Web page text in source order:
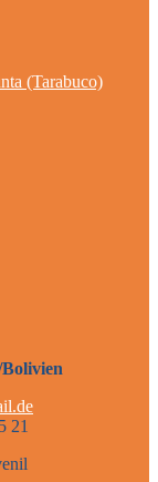
(Tarabuco)
21